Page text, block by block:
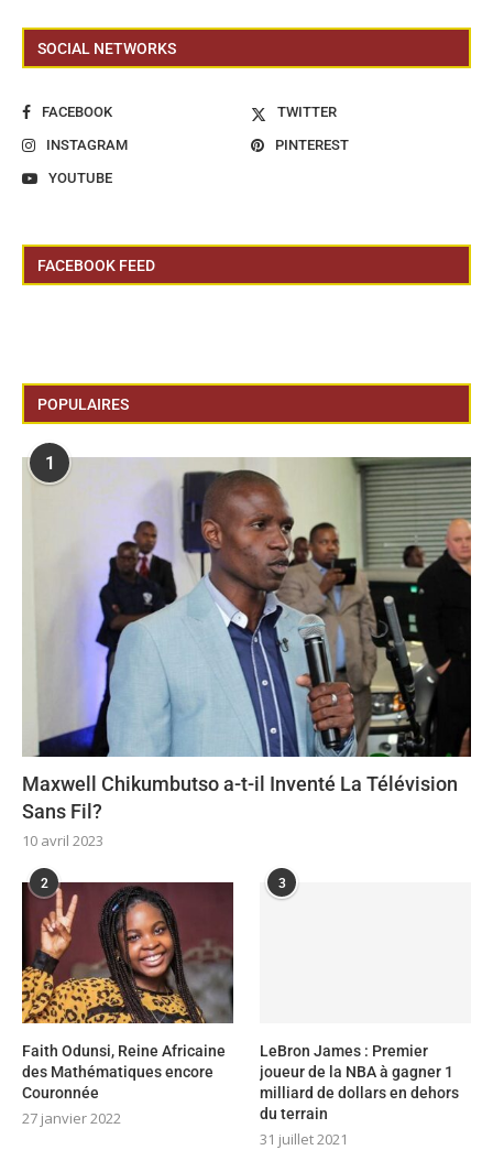
SOCIAL NETWORKS
FACEBOOK
TWITTER
INSTAGRAM
PINTEREST
YOUTUBE
FACEBOOK FEED
POPULAIRES
1
Maxwell Chikumbutso a-t-il Inventé La Télévision
Sans Fil?
10 avril 2023
2
Faith Odunsi, Reine Africaine
des Mathématiques encore
Couronnée
27 janvier 2022
3
LeBron James : Premier
joueur de la NBA à gagner 1
milliard de dollars en dehors
du terrain
31 juillet 2021